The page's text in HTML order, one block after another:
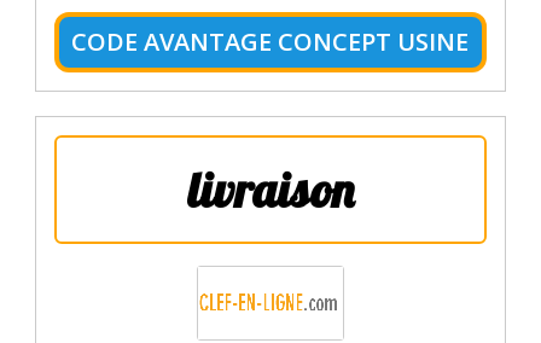
CODE AVANTAGE CONCEPT USINE
livraison